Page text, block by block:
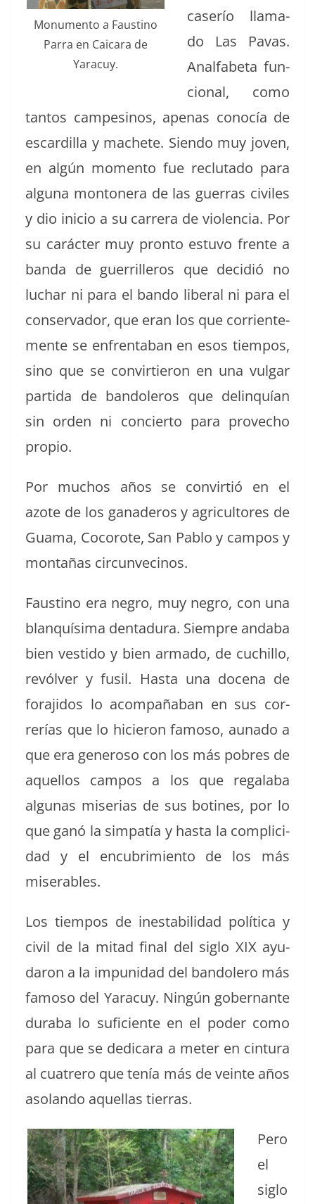
Mon­u­men­to a Fausti­no
Par­ra en Caicara de
Yaracuy.
caserío lla­ma­
do Las Pavas.
Anal­fa­be­ta fun­
cional, como
tan­tos campesinos, ape­nas conocía de
escardil­la y machete. Sien­do muy joven,
en algún momen­to fue reclu­ta­do para
algu­na mon­ton­era de las guer­ras civiles
y dio ini­cio a su car­rera de vio­len­cia. Por
su carác­ter muy pron­to estu­vo frente a
ban­da de guer­rilleros que decidió no
luchar ni para el ban­do lib­er­al ni para el
con­ser­vador, que eran los que cor­ri­en­te­
mente se enfrenta­ban en esos tiem­pos,
sino que se con­virtieron en una vul­gar
par­ti­da de ban­doleros que delin­quían
sin orden ni concier­to para prove­cho
propio.
Por muchos años se con­vir­tió en el
azote de los ganaderos y agricul­tores de
Gua­ma, Cocorote, San Pablo y cam­pos y
mon­tañas circunvecinos.
Fausti­no era negro, muy negro, con una
blan­quísi­ma den­tadu­ra. Siem­pre and­a­ba
bien vesti­do y bien arma­do, de cuchil­lo,
revólver y fusil. Has­ta una doce­na de
fora­ji­dos lo acom­paña­ban en sus cor­
rerías que lo hicieron famoso, auna­do a
que era gen­eroso con los más pobres de
aque­l­los cam­pos a los que regal­a­ba
algu­nas mis­e­rias de sus botines, por lo
que ganó la sim­patía y has­ta la com­pli­ci­
dad y el encubrim­ien­to de los más
miserables.
Los tiem­pos de inesta­bil­i­dad políti­ca y
civ­il de la mitad final del siglo XIX ayu­
daron a la impunidad del ban­dolero más
famoso del Yaracuy. Ningún gob­er­nante
dura­ba lo sufi­ciente en el poder como
para que se dedicara a meter en cin­tu­ra
al cua­trero que tenía más de veinte años
asolan­do aque­l­las tierras.
Pero
el
siglo